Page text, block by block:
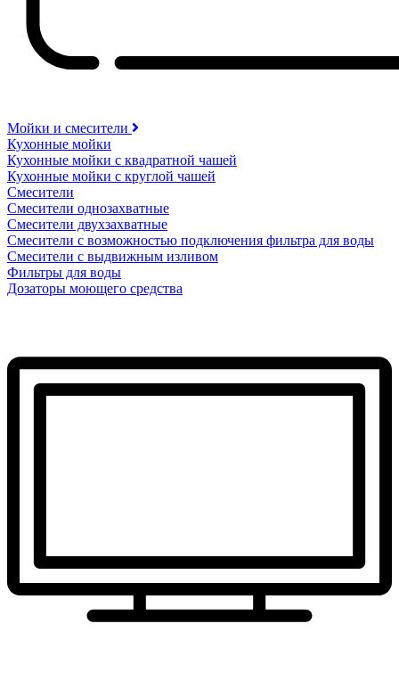
Мойки и смесители
Кухонные мойки
Кухонные мойки с квадратной чашей
Кухонные мойки с круглой чашей
Смесители
Смесители однозахватные
Смесители двухзахватные
Смесители с возможностью подключения фильтра для воды
Смесители с выдвижным изливом
Фильтры для воды
Дозаторы моющего средства